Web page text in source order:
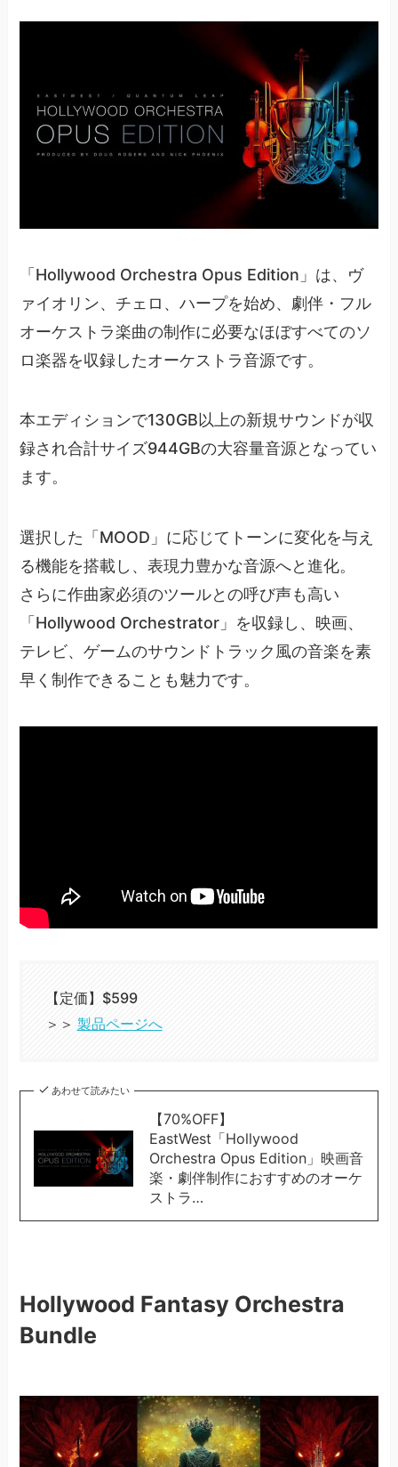
「Hollywood Orchestra Opus Edition」は、ヴ
ァイオリン、チェロ、ハープを始め、劇伴・フル
オーケストラ楽曲の制作に必要なほぼすべてのソ
ロ楽器を収録したオーケストラ音源です。
本エディションで130GB以上の新規サウンドが収
録され合計サイズ944GBの大容量音源となってい
ます。
選択した「MOOD」に応じてトーンに変化を与え
る機能を搭載し、表現力豊かな音源へと進化。
さらに作曲家必須のツールとの呼び声も高い
「Hollywood Orchestrator」を収録し、映画、
テレビ、ゲームのサウンドトラック風の音楽を素
早く制作できることも魅力です。
【定価】$599
＞＞ 製品ページへ
あわせて読みたい
【70%OFF】
EastWest「Hollywood
Orchestra Opus Edition」映画音
楽・劇伴制作におすすめのオーケ
ストラ…
Hollywood Fantasy Orchestra
Bundle